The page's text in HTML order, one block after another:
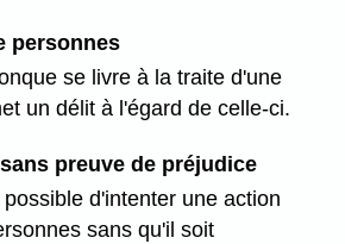
personnes
se livre à la traite d'une
un délit à l'égard de celle-ci.
preuve de préjudice
possible d'intenter une action
sans qu'il soit